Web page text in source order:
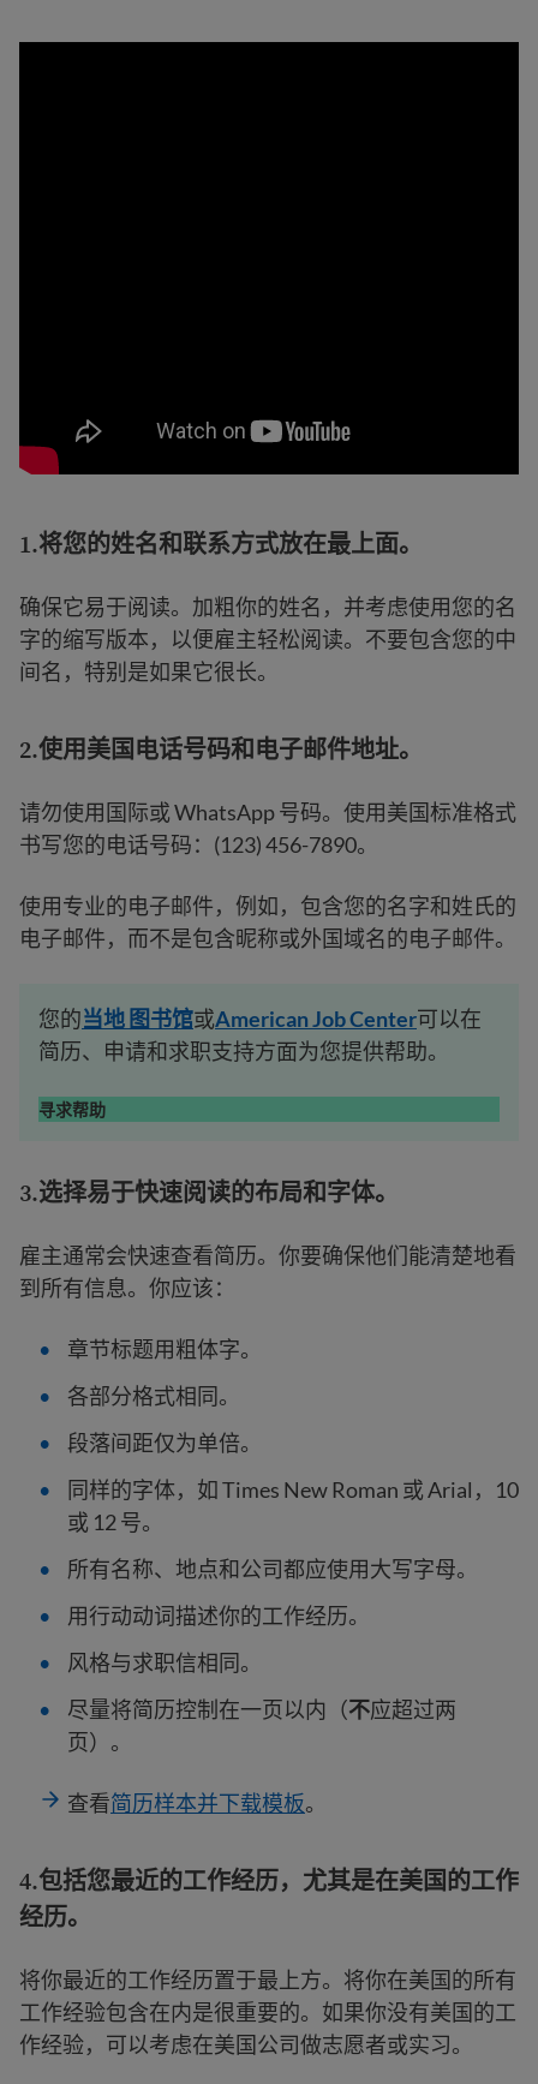
1.将您的姓名和联系方式放在最上面。
确保它易于阅读。加粗你的姓名，并考虑使用您的名
字的缩写版本，以便雇主轻松阅读。不要包含您的中
间名，特别是如果它很长。
2.使用美国电话号码和电子邮件地址。
请勿使用国际或 WhatsApp 号码。使用美国标准格式
书写您的电话号码：(123) 456-7890。
使用专业的电子邮件，例如，包含您的名字和姓氏的
电子邮件，而不是包含昵称或外国域名的电子邮件。
您的当地 图书馆或American Job Center可以在
简历、申请和求职支持方面为您提供帮助。
寻求帮助
3.选择易于快速阅读的布局和字体。
雇主通常会快速查看简历。你要确保他们能清楚地看
到所有信息。你应该：
章节标题用粗体字。
各部分格式相同。
段落间距仅为单倍。
同样的字体，如 Times New Roman 或 Arial，10
或 12 号。
所有名称、地点和公司都应使用大写字母。
用行动动词描述你的工作经历。
风格与求职信相同。
尽量将简历控制在一页以内（不应超过两
页）。
查看简历样本并下载模板。
4.包括您最近的工作经历，尤其是在美国的工作
经历。
将你最近的工作经历置于最上方。将你在美国的所有
工作经验包含在内是很重要的。如果你没有美国的工
作经验，可以考虑在美国公司做志愿者或实习。